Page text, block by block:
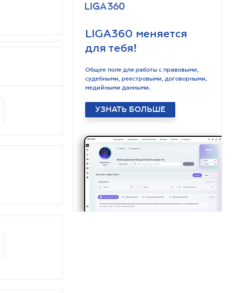
LIGA360 меняется
для тебя!
Общее поле для работы с правовыми,
судебными, реестровыми, договорными,
медийными данными.
УЗНАТЬ БОЛЬШЕ